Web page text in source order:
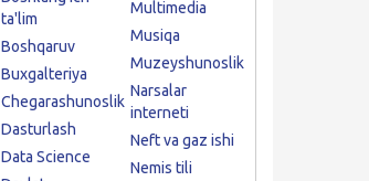
ta'lim
Boshqaruv
Buxgalteriya
Chegarashunoslik
Dasturlash
Data Science
Multimedia
Musiqa
Muzeyshunoslik
Narsalar
interneti
Neft va gaz ishi
Nemis tili